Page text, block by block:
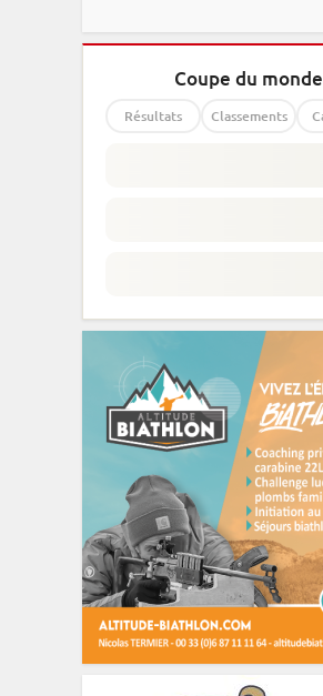
Coupe du monde
Résultats Classements